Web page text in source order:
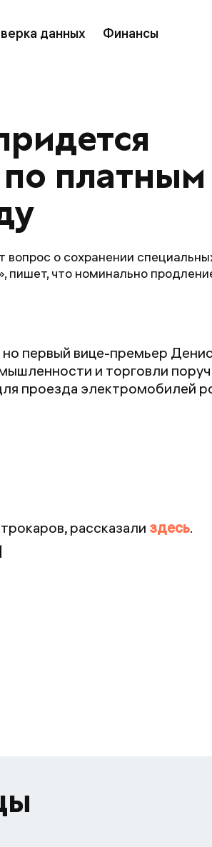
данных Финансы
по платным
о сохранении
пишет, что номинально
первый вице-премьер
и торговли
проезда электромобилей
рассказали здесь.